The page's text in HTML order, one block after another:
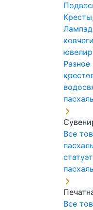
Разное
Все
Все